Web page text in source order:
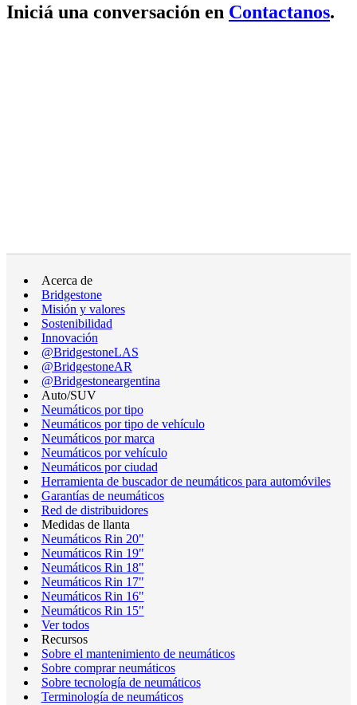
Iniciá una conversación en Contactanos.
Acerca de
Bridgestone
Misión y valores
Sostenibilidad
Innovación
@BridgestoneLAS
@BridgestoneAR
@Bridgestoneargentina
Auto/SUV
Neumáticos por tipo
Neumáticos por tipo de vehículo
Neumáticos por marca
Neumáticos por vehículo
Neumáticos por ciudad
Herramienta de buscador de neumáticos para automóviles
Garantías de neumáticos
Red de distribuidores
Medidas de llanta
Neumáticos Rin 20"
Neumáticos Rin 19"
Neumáticos Rin 18"
Neumáticos Rin 17"
Neumáticos Rin 16"
Neumáticos Rin 15"
Ver todos
Recursos
Sobre el mantenimiento de neumáticos
Sobre comprar neumáticos
Sobre tecnología de neumáticos
Terminología de neumáticos